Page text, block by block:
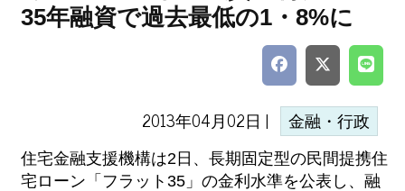
35年融資で過去最低の1・8%に
2013年04月02日 | 金融・行政
住宅金融支援機構は2日、長期固定型の民間提携住
宅ローン「フラット35」の金利水準を公表し、融